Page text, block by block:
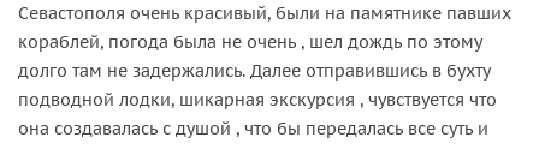
Севастополя очень красивый, были на памятнике павших
кораблей, погода была не очень , шел дождь по этому
долго там не задержались. Далее отправившись в бухту
подводной лодки, шикарная экскурсия , чувствуется что
она создавалась с душой , что бы передалась все суть и